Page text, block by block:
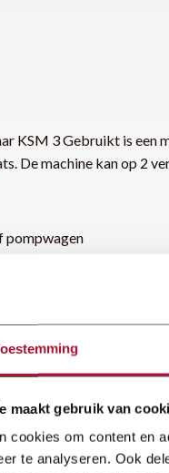
maakt gebruik van
cookies om content en
te analyseren. Ook
KSM 3 Gebruikt is een
De machine kan op 2
pompwagen